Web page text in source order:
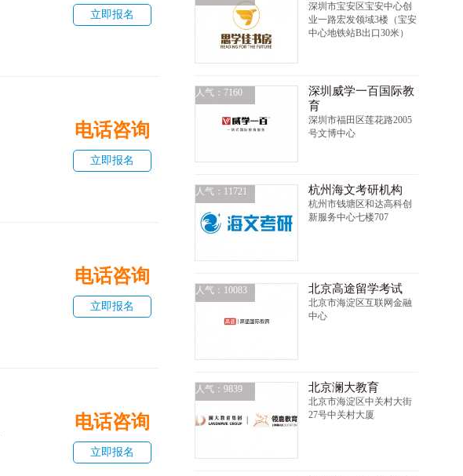
立即报名
电话咨询
立即报名
电话咨询
立即报名
电话咨询
立即报名
深圳市宝安区宝安中心创
业一路宏发领域3楼（宝安
中心地铁站B出口30米）
人气：7160
深圳威学一百国际教
育
深圳市福田区莲花路2005
号文博中心
人气：11721 杭州海文考研机构
杭州市钱塘区和达高科创
新服务中心七楼707
人气：10083 北京高途留学考试
北京市海淀区互联网金融
中心
人气：9839 北京澜大教育
北京市海淀区中关村大街
27号中关村大厦